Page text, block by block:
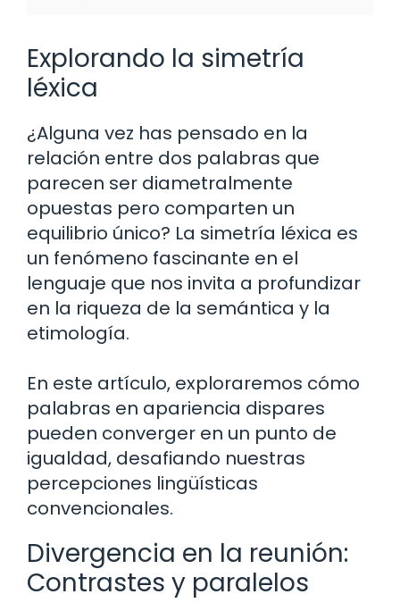
Explorando la simetría
léxica
¿Alguna vez has pensado en la
relación entre dos palabras que
parecen ser diametralmente
opuestas pero comparten un
equilibrio único? La simetría léxica es
un fenómeno fascinante en el
lenguaje que nos invita a profundizar
en la riqueza de la semántica y la
etimología.
En este artículo, exploraremos cómo
palabras en apariencia dispares
pueden converger en un punto de
igualdad, desafiando nuestras
percepciones lingüísticas
convencionales.
Divergencia en la reunión:
Contrastes y paralelos